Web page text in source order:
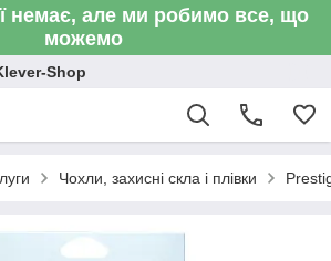
немає, але ми робимо все, що
можемо
Shop
Чохли, захисні скла і плівки